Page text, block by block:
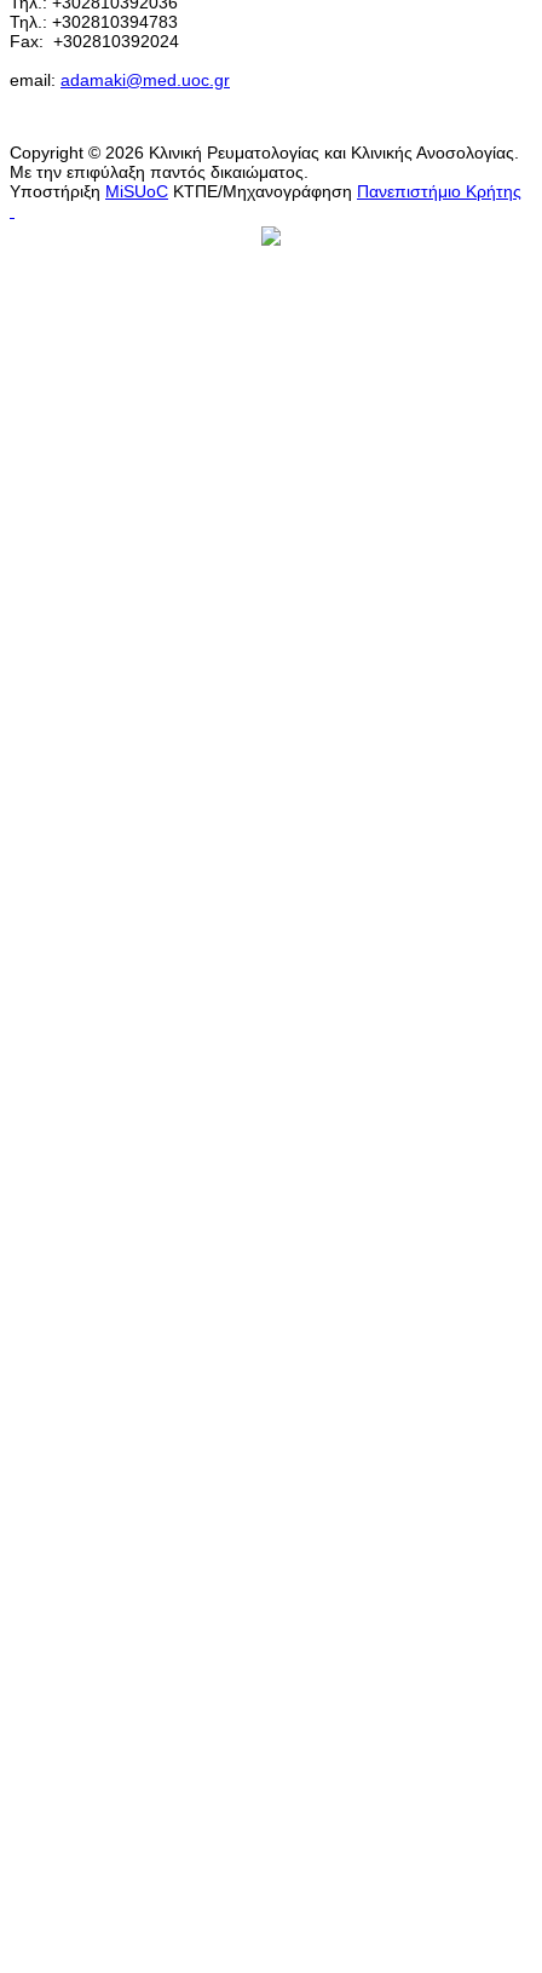
Τηλ.: +302810394783
Fax: +302810392024
email: adamaki@med.uoc.gr
Copyright © 2026 Κλινική Ρευματολογίας και Κλινικής Ανοσολογίας.
Με την επιφύλαξη παντός δικαιώματος.
Υποστήριξη MiSUoC ΚΤΠΕ/Μηχανογράφηση Πανεπιστήμιο Κρήτης